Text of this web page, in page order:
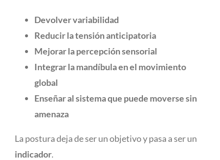
Devolver variabilidad
Reducir la tensión anticipatoria
Mejorar la percepción sensorial
Integrar la mandíbula en el movimiento
global
Enseñar al sistema que puede moverse sin
amenaza
La postura deja de ser un objetivo y pasa a ser un
indicador.